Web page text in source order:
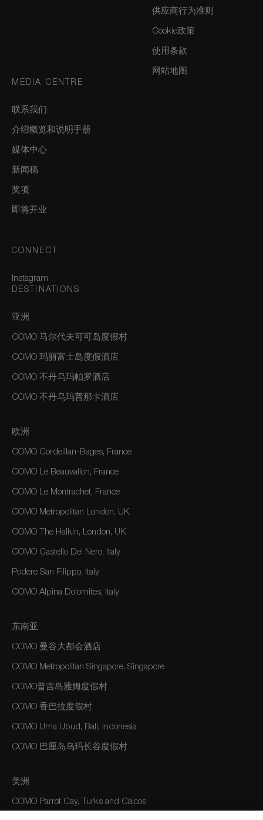
供应商行为准则
Cookie政策
使用条款
网站地图
MEDIA CENTRE
联系我们
介绍概览和说明手册
媒体中心
新闻稿
奖项
即将开业
CONNECT
Instagram
DESTINATIONS
亚洲
COMO 马尔代夫可可岛度假村
COMO 玛丽富士岛度假酒店
COMO 不丹乌玛帕罗酒店
COMO 不丹乌玛普那卡酒店
欧洲
COMO Cordeillan-Bages, France
COMO Le Beauvallon, France
COMO Le Montrachet, France
COMO Metropolitan London, UK
COMO The Halkin, London, UK
COMO Castello Del Nero, Italy
Podere San Filippo, Italy
COMO Alpina Dolomites, Italy
东南亚
COMO 曼谷大都会酒店
COMO Metropolitan Singapore, Singapore
COMO普吉岛雅姆度假村
COMO 香巴拉度假村
COMO Uma Ubud, Bali, Indonesia
COMO 巴厘岛乌玛长谷度假村
美洲
COMO Parrot Cay, Turks and Caicos